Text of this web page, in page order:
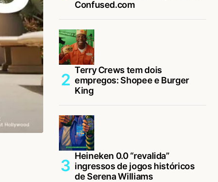
Confused.com
Terry Crews tem dois
empregos: Shopee e Burger
King
Heineken 0.0 “revalida”
ingressos de jogos históricos
de Serena Williams